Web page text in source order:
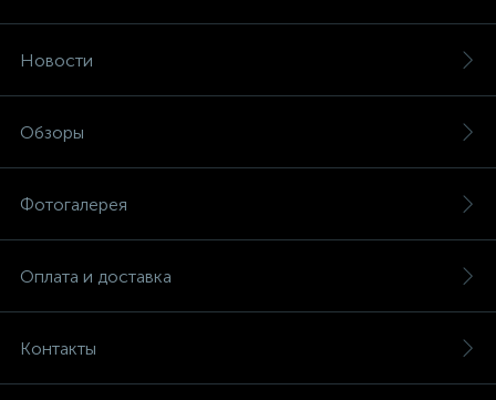
Новости
Обзоры
Фотогалерея
Оплата и доставка
Контакты